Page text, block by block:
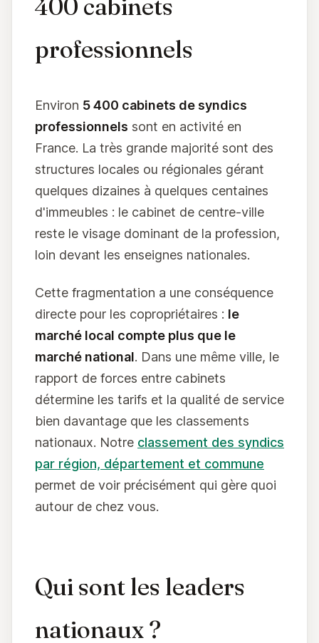
400 cabinets
professionnels
Environ 5 400 cabinets de syndics
professionnels sont en activité en
France. La très grande majorité sont des
structures locales ou régionales gérant
quelques dizaines à quelques centaines
d'immeubles : le cabinet de centre-ville
reste le visage dominant de la profession,
loin devant les enseignes nationales.
Cette fragmentation a une conséquence
directe pour les copropriétaires : le
marché local compte plus que le
marché national. Dans une même ville, le
rapport de forces entre cabinets
détermine les tarifs et la qualité de service
bien davantage que les classements
nationaux. Notre classement des syndics
par région, département et commune
permet de voir précisément qui gère quoi
autour de chez vous.
Qui sont les leaders
nationaux ?